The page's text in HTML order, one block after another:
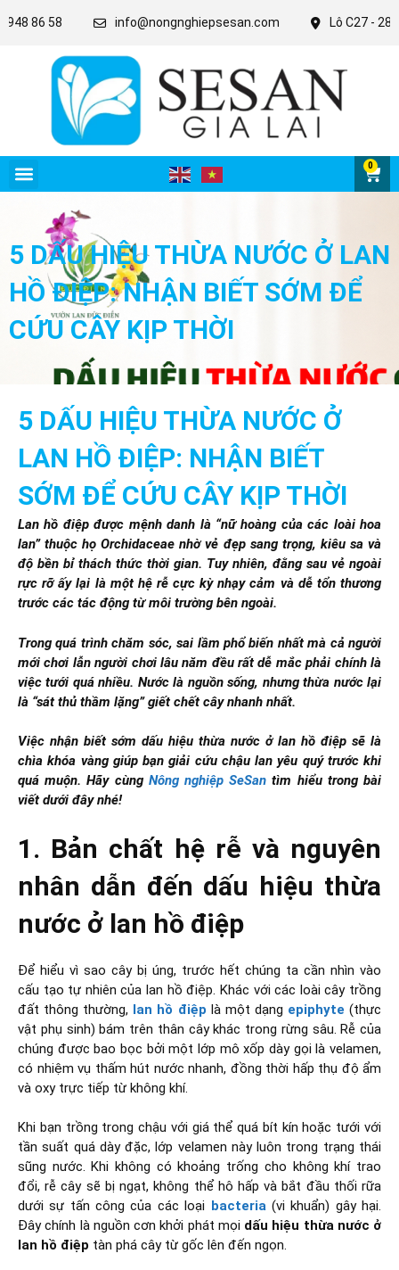
58 info@nongnghiepsesan.com Lô C27 - 28 - 31
0
5 DẤU HIỆU THỪA NƯỚC Ở LAN
HỒ ĐIỆP: NHẬN BIẾT SỚM ĐỂ
CỨU CÂY KỊP THỜI
5 DẤU HIỆU THỪA NƯỚC Ở
LAN HỒ ĐIỆP: NHẬN BIẾT
SỚM ĐỂ CỨU CÂY KỊP THỜI
Lan hồ điệp được mệnh danh là “nữ hoàng của các loài hoa
lan” thuộc họ Orchidaceae nhờ vẻ đẹp sang trọng, kiêu sa và
độ bền bỉ thách thức thời gian. Tuy nhiên, đằng sau vẻ ngoài
rực rỡ ấy lại là một hệ rễ cực kỳ nhạy cảm và dễ tổn thương
trước các tác động từ môi trường bên ngoài.
Trong quá trình chăm sóc, sai lầm phổ biến nhất mà cả người
mới chơi lẫn người chơi lâu năm đều rất dễ mắc phải chính là
việc tưới quá nhiều. Nước là nguồn sống, nhưng thừa nước lại
là “sát thủ thầm lặng” giết chết cây nhanh nhất.
Việc nhận biết sớm dấu hiệu thừa nước ở lan hồ điệp sẽ là
chìa khóa vàng giúp bạn giải cứu chậu lan yêu quý trước khi
quá muộn. Hãy cùng Nông nghiệp SeSan tìm hiểu trong bài
viết dưới đây nhé!
1. Bản chất hệ rễ và nguyên
nhân dẫn đến dấu hiệu thừa
nước ở lan hồ điệp
Để hiểu vì sao cây bị úng, trước hết chúng ta cần nhìn vào
cấu tạo tự nhiên của lan hồ điệp. Khác với các loài cây trồng
đất thông thường, lan hồ điệp là một dạng epiphyte (thực
vật phụ sinh) bám trên thân cây khác trong rừng sâu. Rễ của
chúng được bao bọc bởi một lớp mô xốp dày gọi là velamen,
có nhiệm vụ thấm hút nước nhanh, đồng thời hấp thụ độ ẩm
và oxy trực tiếp từ không khí.
Khi bạn trồng trong chậu với giá thể quá bít kín hoặc tưới với
tần suất quá dày đặc, lớp velamen này luôn trong trạng thái
sũng nước. Khi không có khoảng trống cho không khí trao
đổi, rễ cây sẽ bị ngạt, không thể hô hấp và bắt đầu thối rữa
dưới sự tấn công của các loại bacteria(vi khuẩn) gây hại.
Đây chính là nguồn cơn khởi phát mọi dấu hiệu thừa nước ở
lan hồ điệp tàn phá cây từ gốc lên đến ngọn.